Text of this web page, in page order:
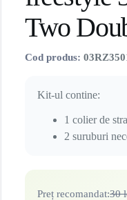
Two
Cod produs:
Kit-ul contine:
1 colier de
2 suruburi
Preț recomandat:30